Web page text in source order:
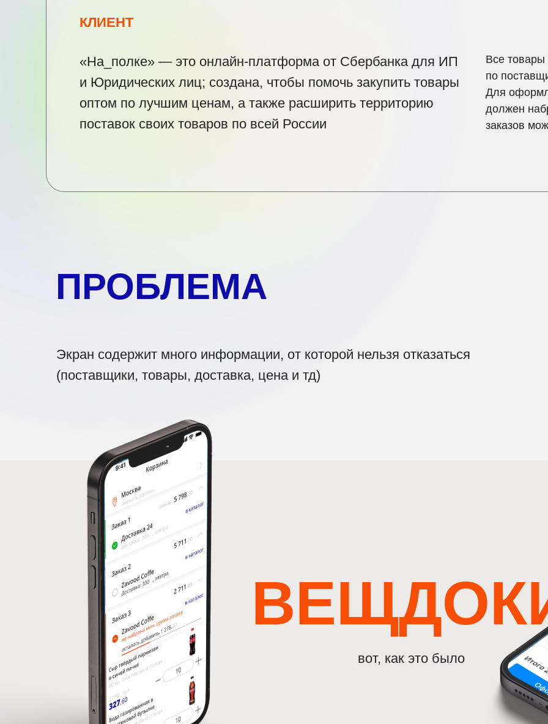
КЛИЕНТ
«На_полке» — это онлайн-платформа от Сбербанка для ИП
и Юридических лиц; создана, чтобы помочь закупить товары
оптом по лучшим ценам, а также расширить территорию
поставок своих товаров по всей России
Все товары
по
Для
должен
заказов
ПРОБЛЕМА
Экран содержит много информации, от которой нельзя отказаться
(поставщики, товары, доставка, цена и тд)
вот, как это было